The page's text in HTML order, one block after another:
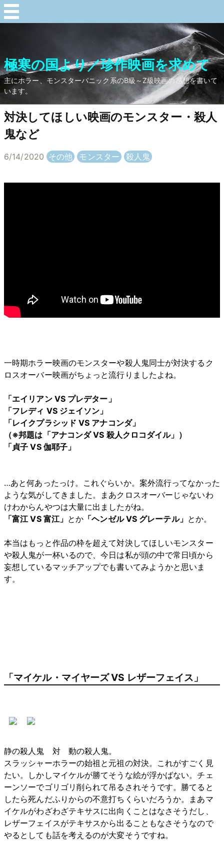
極寒の国より／珍作映画を求めて
主にホラー、モンスターパニック系のB級～Z級映画の感想を書いて
います。
対決してほしい映画のモンスター・殺人
鬼など
6/14/2020 その他 モンスター 殺人鬼
一時期ホラー映画のモンスターや殺人鬼同士が対決するク
ロスオーバー映画がちょっと流行りましたよね。
「エイリアン VS プレデター」
「フレディ VS ジェイソン」
「レイクプラシッド VS アナコンダ」
（※邦題は「アナコンダ VS 殺人クロコダイル」）
「貞子 VS 伽耶子」
…あと何あったっけ。これぐらいか。案外流行ってなかった
ような気がしてきました。まあクロスオーバーじゃないわ
けわからんやつは大量に出ましたがね。
「富江 VS 富江」 とか 「ヘンゼル VS グレーテル」 とか。
本当はもっと作品の枠を超えて対決してほしいモンスター
や殺人鬼が一杯いるので、今日は私が頭の中で常日頃から
妄想しているマッチアップでも書いてみようかと思いま
す。
「マイケル・マイヤーズ VS レザーフェイス」
静の殺人鬼 対 動の殺人鬼。
スラッシャーホラーの始祖と元祖の対決。これがすごく見
たい。しかしマイケルが勝てそうな絵が浮かばない。チェ
ーンソーでゴリゴリ削られて吊るされそうです。勝てると
したら死んだふりからの不意打ちくらいだろうか。まあマ
イケルがわざわざテキサスに出向くことはなさそうだし、
レザーフェイスがテキサスから出ることもなさそうなので
やるとしても話を考えるのが大変そうですね。